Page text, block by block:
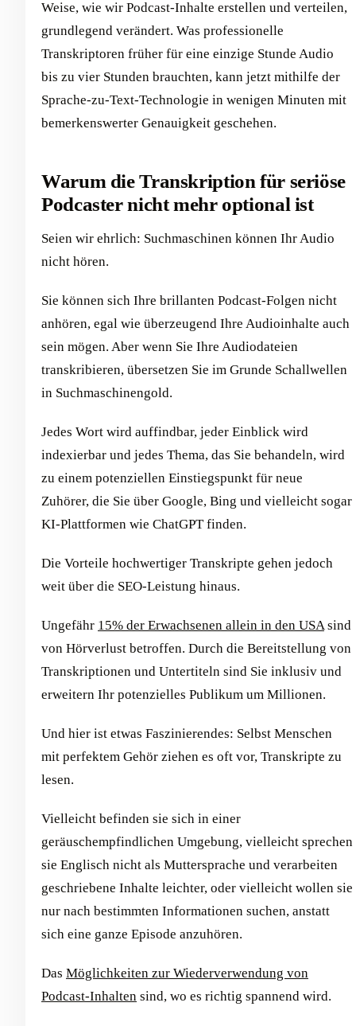
Weise, wie wir Podcast-Inhalte erstellen und verteilen,
grundlegend verändert. Was professionelle
Transkriptoren früher für eine einzige Stunde Audio
bis zu vier Stunden brauchten, kann jetzt mithilfe der
Sprache-zu-Text-Technologie in wenigen Minuten mit
bemerkenswerter Genauigkeit geschehen.
Warum die Transkription für seriöse
Podcaster nicht mehr optional ist
Seien wir ehrlich: Suchmaschinen können Ihr Audio
nicht hören.
Sie können sich Ihre brillanten Podcast-Folgen nicht
anhören, egal wie überzeugend Ihre Audioinhalte auch
sein mögen. Aber wenn Sie Ihre Audiodateien
transkribieren, übersetzen Sie im Grunde Schallwellen
in Suchmaschinengold.
Jedes Wort wird auffindbar, jeder Einblick wird
indexierbar und jedes Thema, das Sie behandeln, wird
zu einem potenziellen Einstiegspunkt für neue
Zuhörer, die Sie über Google, Bing und vielleicht sogar
KI-Plattformen wie ChatGPT finden.
Die Vorteile hochwertiger Transkripte gehen jedoch
weit über die SEO-Leistung hinaus.
Ungefähr 15% der Erwachsenen allein in den USA sind
von Hörverlust betroffen. Durch die Bereitstellung von
Transkriptionen und Untertiteln sind Sie inklusiv und
erweitern Ihr potenzielles Publikum um Millionen.
Und hier ist etwas Faszinierendes: Selbst Menschen
mit perfektem Gehör ziehen es oft vor, Transkripte zu
lesen.
Vielleicht befinden sie sich in einer
geräuschempfindlichen Umgebung, vielleicht sprechen
sie Englisch nicht als Muttersprache und verarbeiten
geschriebene Inhalte leichter, oder vielleicht wollen sie
nur nach bestimmten Informationen suchen, anstatt
sich eine ganze Episode anzuhören.
Das Möglichkeiten zur Wiederverwendung von
Podcast-Inhalten sind, wo es richtig spannend wird.